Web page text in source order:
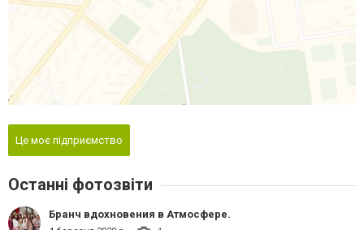
Це моє підприємство
Останні фотозвіти
Бранч вдохновения в Атмосфере.